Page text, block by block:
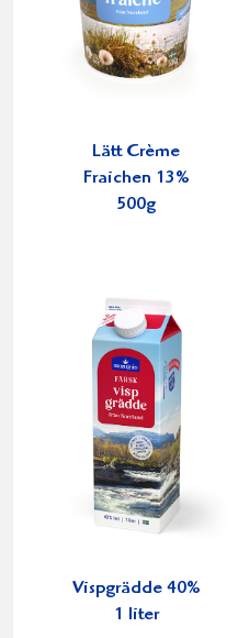
Lätt Crème
Fraichen 13%
500g
Vispgrädde 40%
1 liter